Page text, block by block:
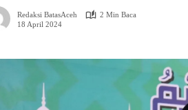
Redaksi BatasAceh
2 Min Baca
18 April 2024